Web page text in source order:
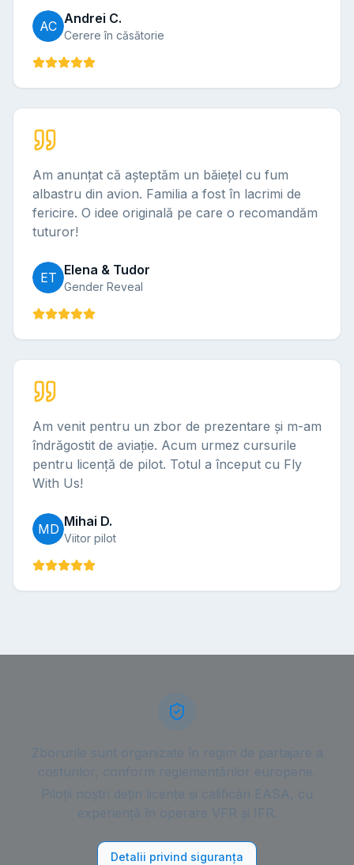
AC Andrei C.
Cerere în căsătorie
Am anunțat că așteptăm un băiețel cu fum
albastru din avion. Familia a fost în lacrimi de
fericire. O idee originală pe care o recomandăm
tuturor!
ET Elena & Tudor
Gender Reveal
Am venit pentru un zbor de prezentare și m-am
îndrăgostit de aviație. Acum urmez cursurile
pentru licență de pilot. Totul a început cu Fly
With Us!
MD Mihai D.
Viitor pilot
Zborurile sunt organizate în regim de partajare a
costurilor, conform reglementărilor europene.
Piloții noștri dețin licențe și calificări EASA, cu
experiență în operare VFR și IFR.
Detalii privind siguranța